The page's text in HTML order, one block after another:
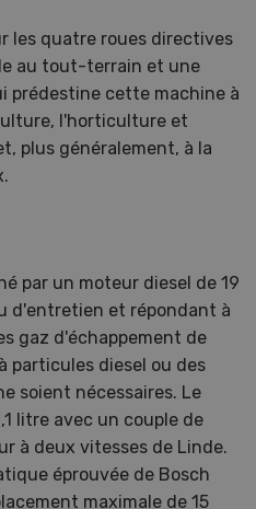
les quatre roues directives
au tout-terrain et une
prédestine cette machine à
l'horticulture et
plus généralement, à la
par un moteur diesel de 19
d'entretien et répondant à
gaz d'échappement de
particules diesel ou des
soient nécessaires. Le
litre avec un couple de
à deux vitesses de Linde.
éprouvée de Bosch
maximale de 15